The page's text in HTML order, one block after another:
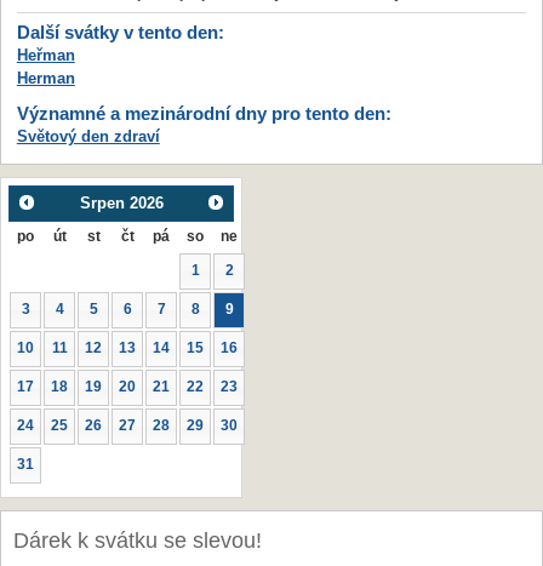
Další svátky v tento den:
Heřman
Herman
Významné a mezinárodní dny pro tento den:
Světový den zdraví
Srpen 2026
po út st čt pá so ne
1 2
3 4 5 6 7 8 9
10 11 12 13 14 15 16
17 18 19 20 21 22 23
24 25 26 27 28 29 30
31
Dárek k svátku se slevou!